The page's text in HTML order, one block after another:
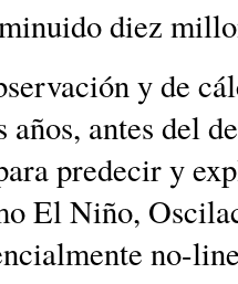
diez
y de
años, antes del
predecir y
El Niño,
no-